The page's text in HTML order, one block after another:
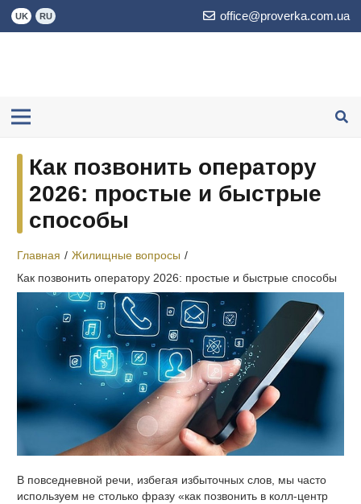
UK RU office@proverka.com.ua
Как позвонить оператору
2026: простые и быстрые
способы
Главная / Жилищные вопросы /
Как позвонить оператору 2026: простые и быстрые способы
В повседневной речи, избегая избыточных слов, мы часто
используем не столько фразу «как позвонить в колл-центр